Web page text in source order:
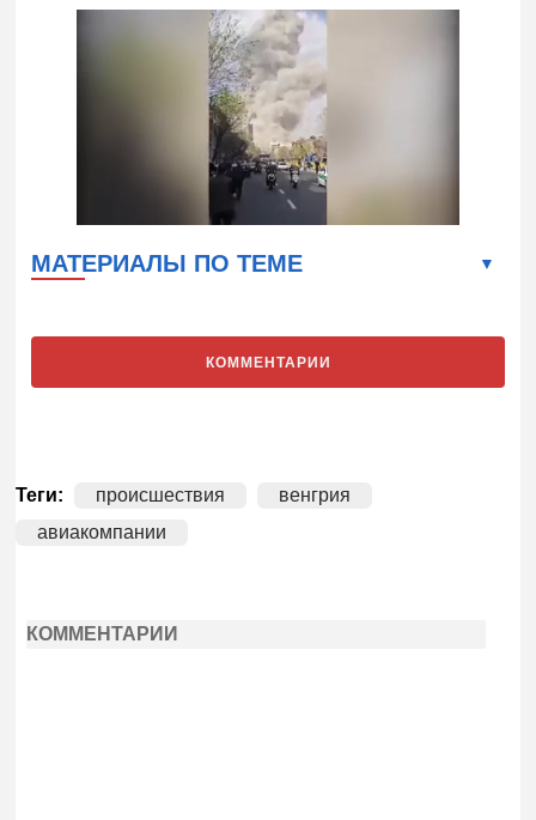
МАТЕРИАЛЫ ПО ТЕМЕ
КОММЕНТАРИИ
Теги: происшествия
венгрия
авиакомпании
КОММЕНТАРИИ